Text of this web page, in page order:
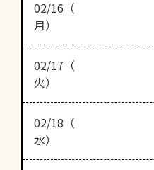
02/16（
月）
02/17（
火）
02/18（
水）